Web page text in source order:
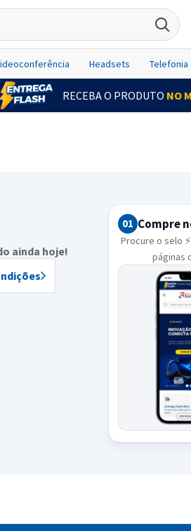
Headsets Telefonia
RECEBA O PRODUTO NO
ainda hoje!
01 Compre
Procure o selo
páginas